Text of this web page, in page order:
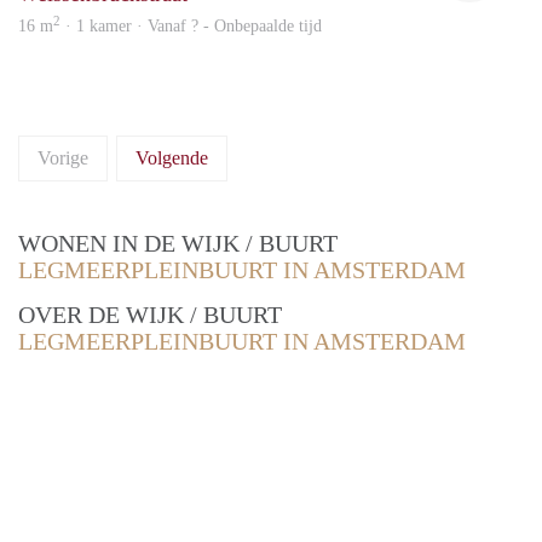
16 m2 · 1 kamer · Vanaf ? - Onbepaalde tijd
Vorige Volgende
WONEN IN DE WIJK / BUURT
LEGMEERPLEINBUURT IN AMSTERDAM
OVER DE WIJK / BUURT
LEGMEERPLEINBUURT IN AMSTERDAM